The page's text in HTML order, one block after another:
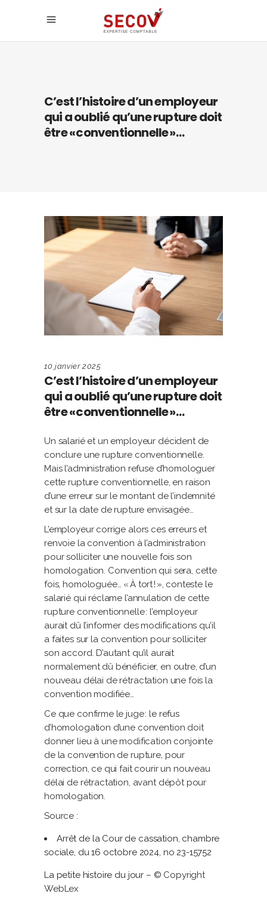
C’est l’histoire d’un employeur
qui a oublié qu’une rupture doit
être « conventionnelle » …
10 janvier 2025
C’est l’histoire d’un employeur
qui a oublié qu’une rupture doit
être « conventionnelle » …
Un salarié et un employeur décident de
conclure une rupture conventionnelle.
Mais l’administration refuse d’homologuer
cette rupture conventionnelle, en raison
d’une erreur sur le montant de l’indemnité
et sur la date de rupture envisagée…
L’employeur corrige alors ces erreurs et
renvoie la convention à l’administration
pour solliciter une nouvelle fois son
homologation. Convention qui sera, cette
fois, homologuée… « À tort ! », conteste le
salarié qui réclame l’annulation de cette
rupture conventionnelle : l’employeur
aurait dû l’informer des modifications qu’il
a faites sur la convention pour solliciter
son accord. D’autant qu’il aurait
normalement dû bénéficier, en outre, d’un
nouveau délai de rétractation une fois la
convention modifiée…
Ce que confirme le juge : le refus
d’homologation d’une convention doit
donner lieu à une modification conjointe
de la convention de rupture, pour
correction, ce qui fait courir un nouveau
délai de rétractation, avant dépôt pour
homologation.
Source :
Arrêt de la Cour de cassation, chambre
sociale, du 16 octobre 2024, no 23-15752
La petite histoire du jour – © Copyright
WebLex